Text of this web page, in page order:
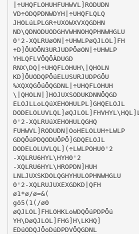
|÷UHQFLOHUHFUHWVL]RODUDN
VD÷ODQPDNWDYH|÷UHQFLQLQ
JHOLúLPLGR÷UXOWXVXQGDHN
ND\QDNODUODGHVWHNOHQPHNWHGLU
0'2-XQLRUøON|÷UHWLPøQJLOL]FH
+D]ÕUOÕN3URJUDPÕøON|÷UHWLP
YHLQFLVÕQÕÀDUGD
RNX\DQ|÷UHQFLOHUH\|QHOLN
KD]ÕUODQPÕúELUSURJUDPGÕU
%XQXQGÕúÕQGDNL|÷UHQFLOHUH
\|QHOLN|]HOJUXSODUKDNNÕQGD
ELOJLLoLQúXEHOHULPL]GHQELOJL
DODELOLUVLQL]øQJLOL]FHVHYL\HQL]L
0'2-XQLRUúXEHOHULQGHQ
FUHWVL]RODUDN|OoHELOLUH÷LWLP
GDQÕúPDQODUÕPÕ]GDQELOJL
DODELOLUVLQL](÷LWLPOHU0'2
-XQLRU6HYL\HYH0'2
-XQLRU6HYL\HROPDN]HUH
LNLJUXSKDOLQGHYHULOPHNWHGLU
0'2-XQLRUJUXEXGDKD|QFH
ø1*ø/ø=&(
gö5(1(/ø0
øQJLOL]FHLOHKLoWDQÕúPDPÕú
YH\DøQJLOL]FHG]H\LKHQ]
EDúODQJÕoDúDPDVÕQGDNL